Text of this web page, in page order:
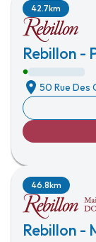
Rebillon -
42.7km
50 Rue Des
Rebillon -
46.8km